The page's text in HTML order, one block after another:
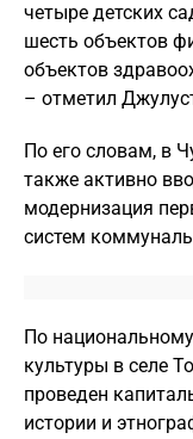
четыре детских
шесть объектов
объектов
– отметил
По его словам, в
также активно
модернизация
систем
По
культуры в селе
проведен
истории и